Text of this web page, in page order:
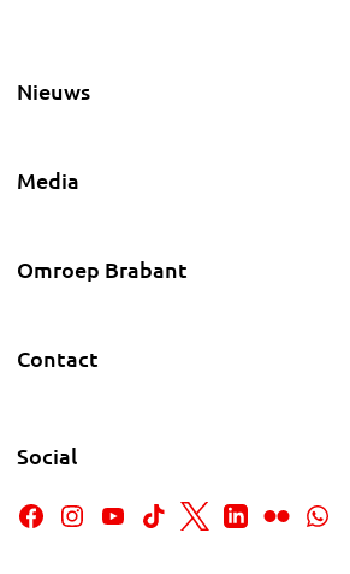
Nieuws
Media
Omroep Brabant
Contact
Social